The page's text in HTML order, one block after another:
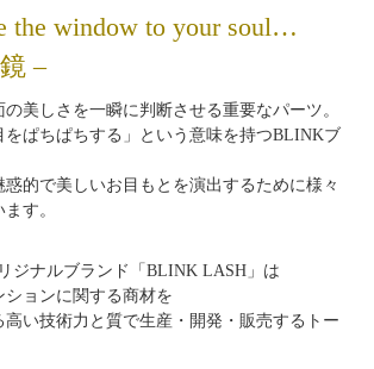
the window to your soul…
–
の美しさを一瞬に判断させる重要なパーツ。
をぱちぱちする」という意味を持つBLINKブ
的で美しいお目もとを演出するために様々
す。
ジナルブランド「BLINK LASH」は
ションに関する商材を
高い技術力と質で生産・開発・販売するトー